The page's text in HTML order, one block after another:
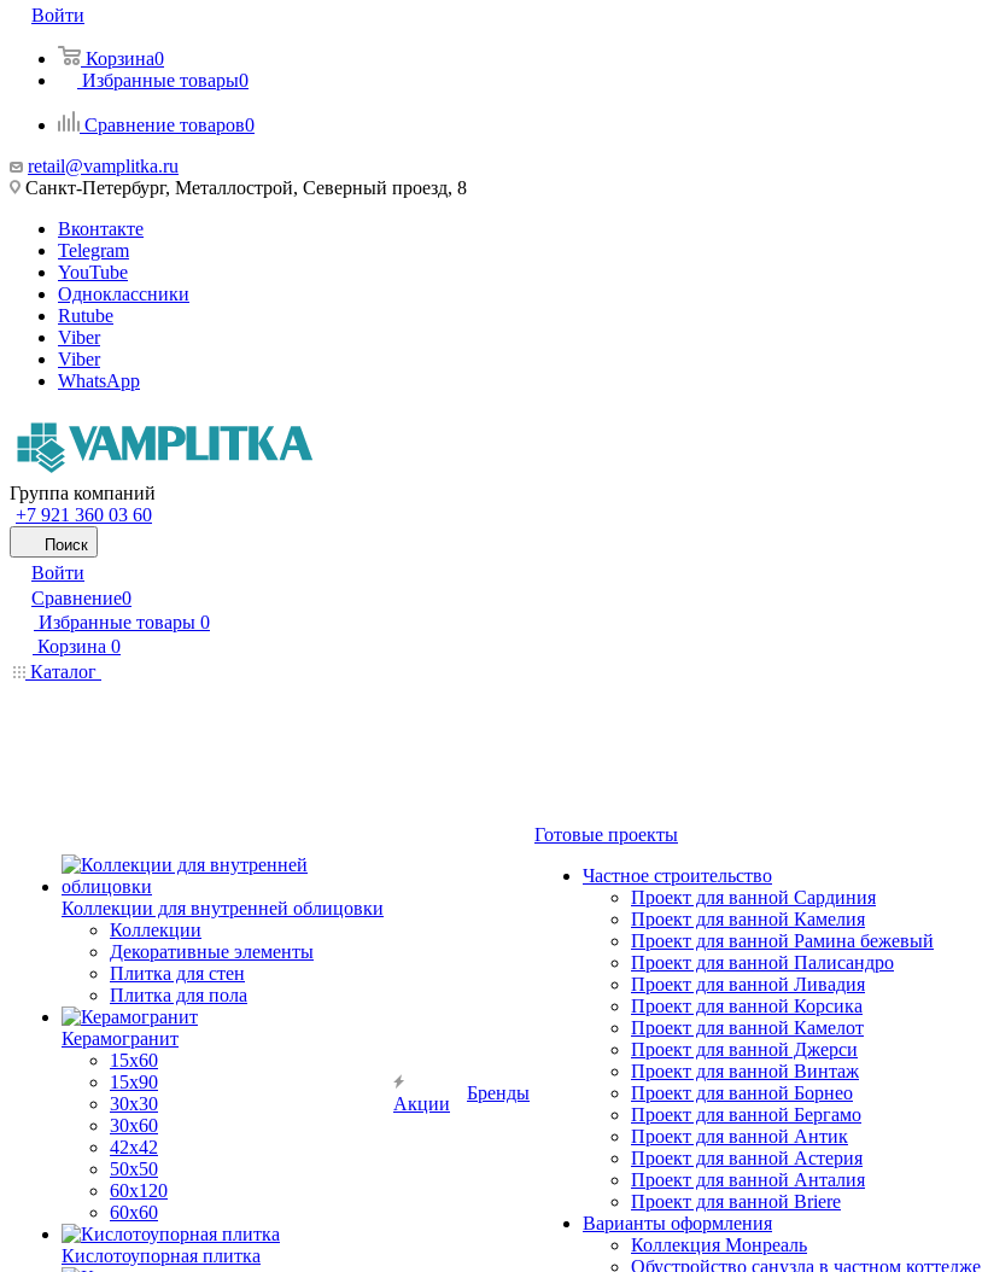
Войти
Корзина0
Избранные товары0
Сравнение товаров0
retail@vamplitka.ru
Санкт-Петербург, Металлострой, Северный проезд, 8
Вконтакте
Telegram
YouTube
Одноклассники
Rutube
Viber
Viber
WhatsApp
Группа компаний
+7 921 360 03 60
Поиск
Войти
Сравнение0
Избранные товары 0
Корзина 0
Каталог
Коллекции для внутренней облицовки
Коллекции
Декоративные элементы
Плитка для стен
Плитка для пола
Керамогранит
15х60
15x90
30х30
30х60
42х42
50х50
60х120
60х60
Кислотоупорная плитка
Акции
Бренды
Готовые проекты
Частное строительство
Проект для ванной Сардиния
Проект для ванной Камелия
Проект для ванной Рамина бежевый
Проект для ванной Палисандро
Проект для ванной Ливадия
Проект для ванной Корсика
Проект для ванной Камелот
Проект для ванной Джерси
Проект для ванной Винтаж
Проект для ванной Борнео
Проект для ванной Бергамо
Проект для ванной Антик
Проект для ванной Астерия
Проект для ванной Анталия
Проект для ванной Briere
Варианты оформления
Коллекция Монреаль
Обустройство санузла в частном коттедже